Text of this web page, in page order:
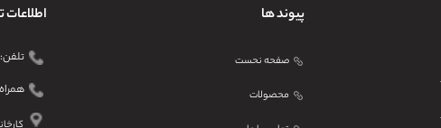
پیوند ها
صفحه نحست
محصولات
تلفن: ۴۱۲۱ ۹۱۰۱ - ۰۳۱
همراه: